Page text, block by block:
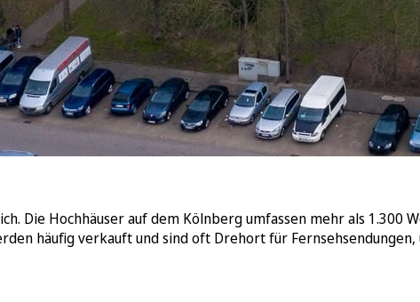
Die Hochhäuser auf dem Kölnberg umfassen mehr als 1.300
häufig verkauft und sind oft Drehort für